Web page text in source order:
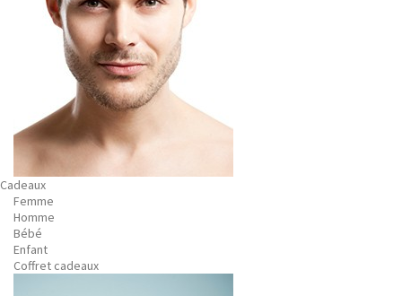
Cadeaux
Femme
Homme
Bébé
Enfant
Coffret cadeaux